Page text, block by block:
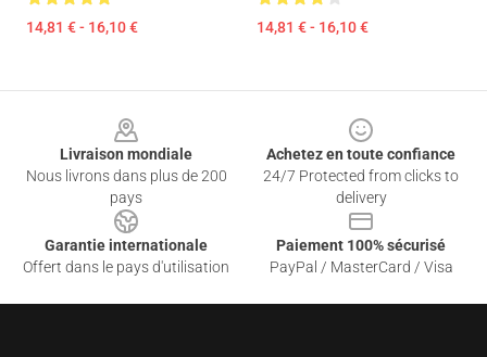
14,81 € - 16,10 € 14,81 € - 16,10 €
Livraison mondiale
Nous livrons dans plus de 200
pays
Achetez en toute confiance
24/7 Protected from clicks to
delivery
Garantie internationale
Offert dans le pays d'utilisation
Paiement 100% sécurisé
PayPal / MasterCard / Visa